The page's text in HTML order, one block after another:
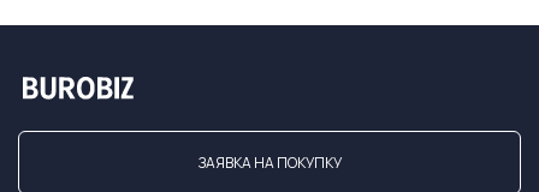
ЗАЯВКА НА ПОКУПКУ